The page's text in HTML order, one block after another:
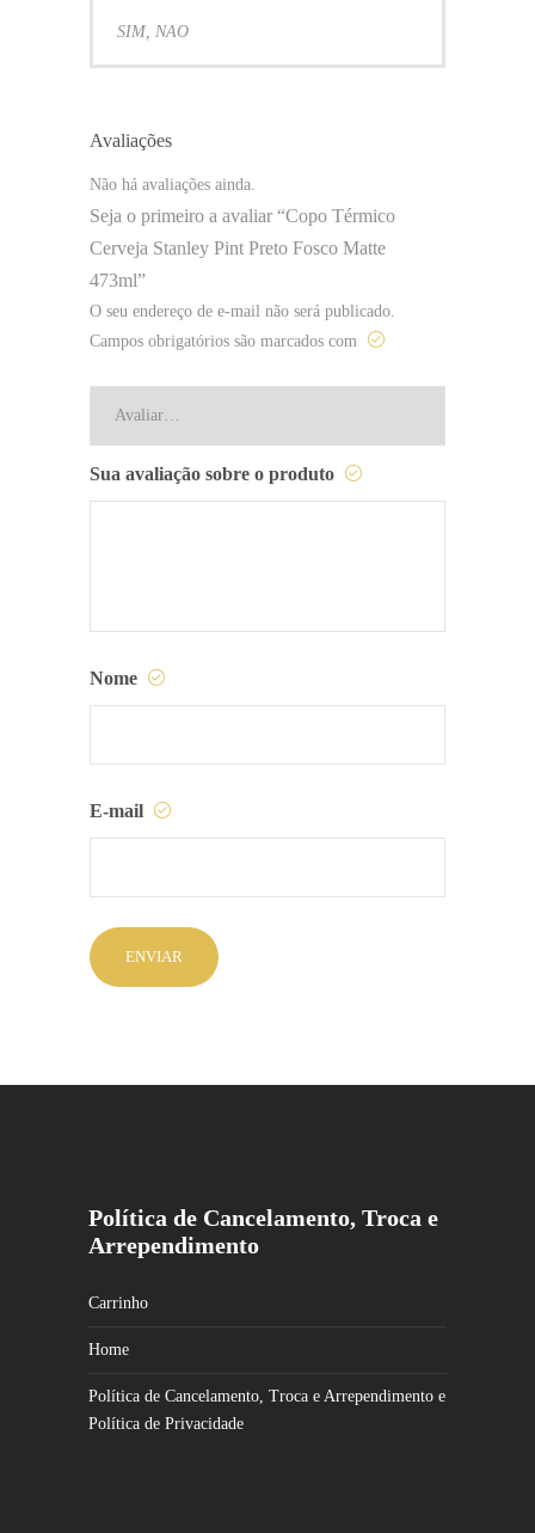
SIM, NAO
Avaliações
Não há avaliações ainda.
Seja o primeiro a avaliar “Copo Térmico
Cerveja Stanley Pint Preto Fosco Matte
473ml”
O seu endereço de e-mail não será publicado.
Campos obrigatórios são marcados com
Sua avaliação sobre o produto
Nome
E-mail
Política de Cancelamento, Troca e
Arrependimento
Carrinho
Home
Política de Cancelamento, Troca e Arrependimento e
Política de Privacidade